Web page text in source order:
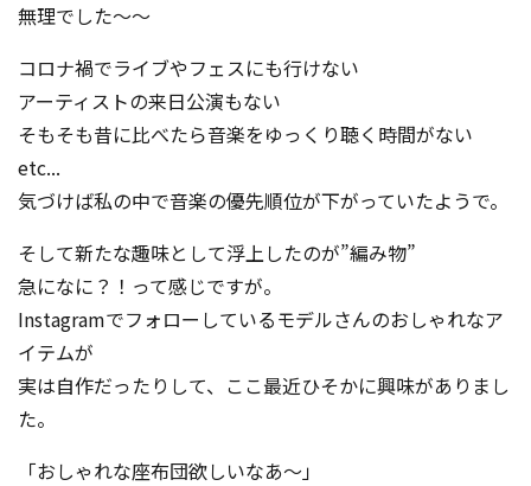
無理でした～～
コロナ禍でライブやフェスにも行けない
アーティストの来日公演もない
そもそも昔に比べたら音楽をゆっくり聴く時間がない
etc...
気づけば私の中で音楽の優先順位が下がっていたようで。
そして新たな趣味として浮上したのが”編み物”
急になに？！って感じですが。
Instagramでフォローしているモデルさんのおしゃれなア
イテムが
実は自作だったりして、ここ最近ひそかに興味がありまし
た。
「おしゃれな座布団欲しいなあ～」